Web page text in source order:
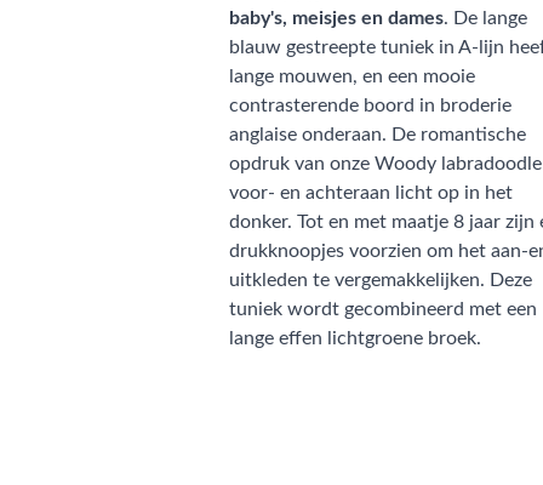
baby's, meisjes en dames. De lange
blauw gestreepte tuniek in A-lijn
lange mouwen, en een mooie
contrasterende boord in broderie
anglaise onderaan. De romantische
opdruk van onze Woody labradoodle
voor- en achteraan licht op in het
donker. Tot en met maatje 8 jaar zijn
drukknoopjes voorzien om het aan-
uitkleden te vergemakkelijken. Deze
tuniek wordt gecombineerd met een
lange effen lichtgroene broek.